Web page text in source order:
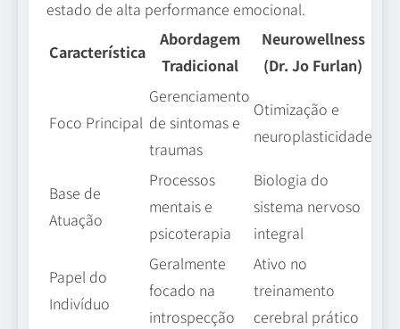
estado de alta performance emocional.
Característica
Abordagem
Tradicional
Neurowellness
(Dr. Jo Furlan)
Foco Principal
Gerenciamento
de sintomas e
traumas
Otimização e
neuroplasticidade
Base de
Atuação
Processos
mentais e
psicoterapia
Biologia do
sistema nervoso
integral
Papel do
Indivíduo
Geralmente
focado na
introspecção
Ativo no
treinamento
cerebral prático